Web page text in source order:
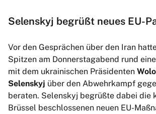
Selenskyj begrüßt neues EU-
Vor den Gesprächen über den Iran
Spitzen am Donnerstagabend rund
mit dem ukrainischen Präsidenten
Selenskyj über den Abwehrkampf
beraten. Selenskyj begrüßte dabei die
Brüssel beschlossenen neuen EU-